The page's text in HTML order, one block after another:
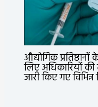
औद्योगिक
लिए अधिकारियों की
जारी किए गए विभिन्न